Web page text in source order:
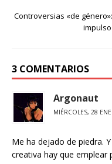
Controversias «de
3 COMENTARIOS
Argonaut
MIÉRCOLES, 28
Me ha dejado de piedra.
creativa hay que emplear